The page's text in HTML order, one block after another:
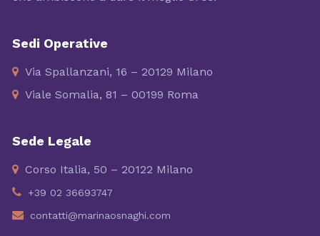
Sedi Operative
Via Spallanzani, 16 – 20129 Milano
Viale Somalia, 81 – 00199 Roma
Sede Legale
Corso Italia, 50 – 20122 Milano
+39 02 36693747
contatti@marinaosnaghi.com